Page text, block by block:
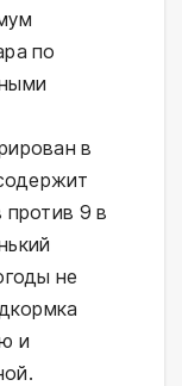
по
в
9 в
не
и